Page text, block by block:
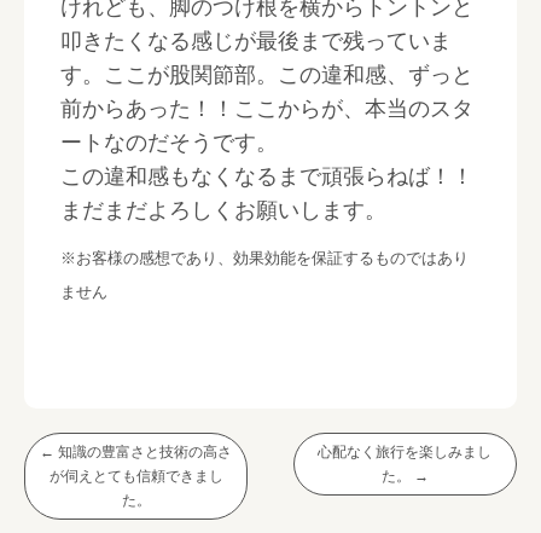
けれども、脚のつけ根を横からトントンと
叩きたくなる感じが最後まで残っていま
す。ここが股関節部。この違和感、ずっと
前からあった！！ここからが、本当のスタ
ートなのだそうです。
この違和感もなくなるまで頑張らねば！！
まだまだよろしくお願いします。
※お客様の感想であり、効果効能を保証するものではあり
ません
← 知識の豊富さと技術の高さ
が伺えとても信頼できまし
た。
心配なく旅行を楽しみまし
た。
→